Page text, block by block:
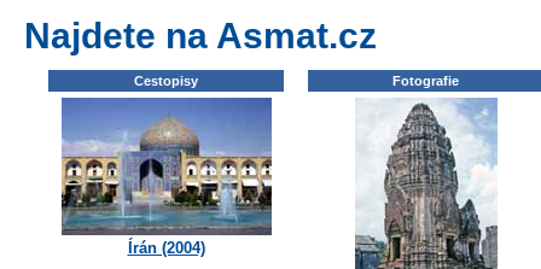
Najdete na Asmat.cz
Cestopisy
Írán (2004)
Fotografie